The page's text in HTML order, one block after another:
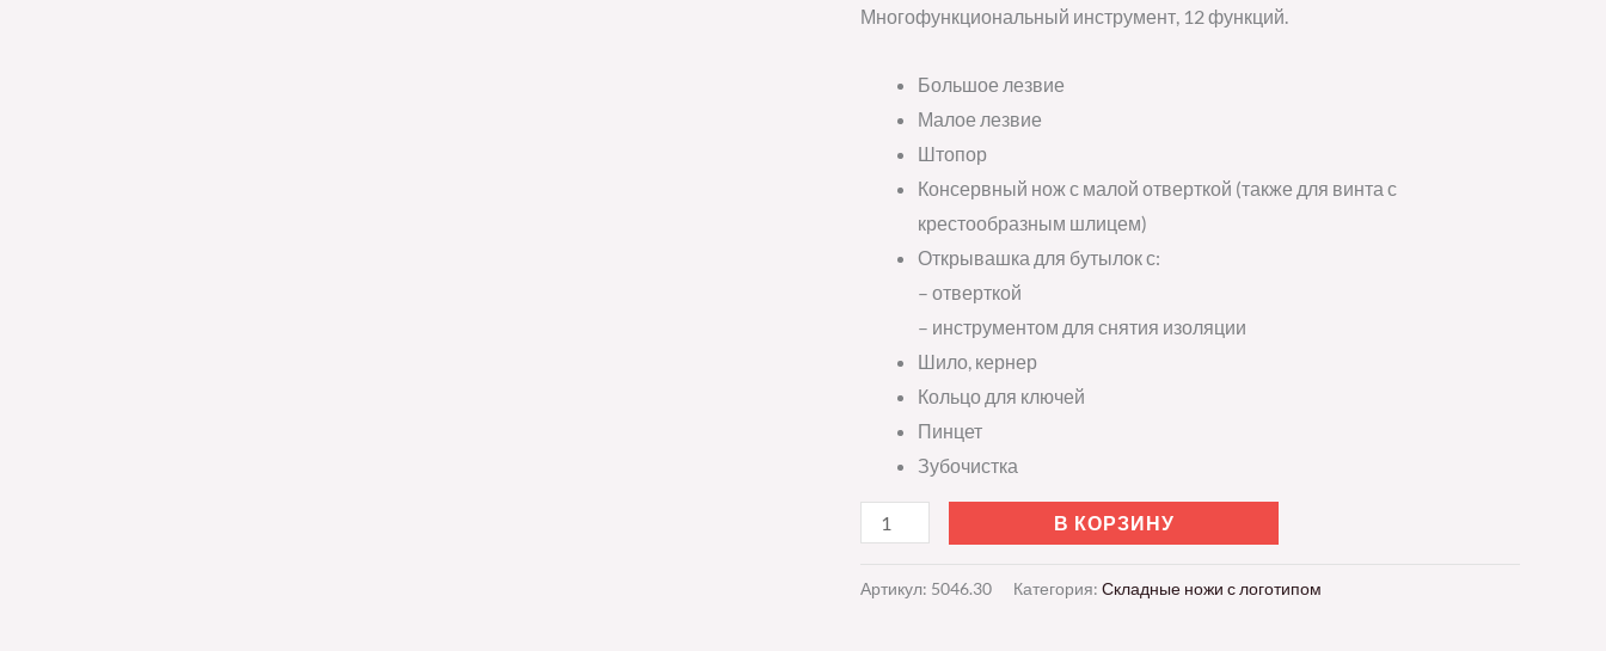
Многофункциональный инструмент, 12 функций.
Большое лезвие
Малое лезвие
Штопор
Консервный нож с малой отверткой (также для винта с
крестообразным шлицем)
Открывашка для бутылок с:
– отверткой
– инструментом для снятия изоляции
Шило, кернер
Кольцо для ключей
Пинцет
Зубочистка
В КОРЗИНУ
Артикул: 5046.30 Категория: Складные ножи с логотипом